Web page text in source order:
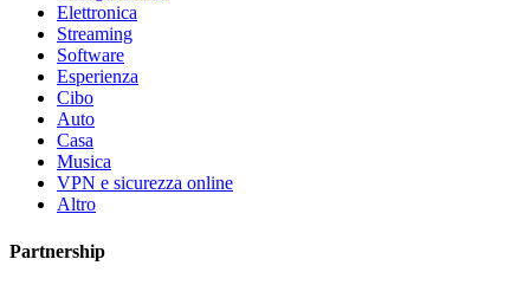
Elettronica
Streaming
Software
Esperienza
Cibo
Auto
Casa
Musica
VPN e sicurezza online
Altro
Partnership